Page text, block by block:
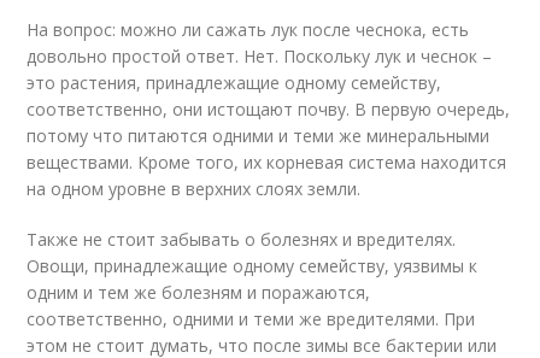
На вопрос: можно ли сажать лук после чеснока, есть
довольно простой ответ. Нет. Поскольку лук и чеснок –
это растения, принадлежащие одному семейству,
соответственно, они истощают почву. В первую очередь,
потому что питаются одними и теми же минеральными
веществами. Кроме того, их корневая система находится
на одном уровне в верхних слоях земли.
Также не стоит забывать о болезнях и вредителях.
Овощи, принадлежащие одному семейству, уязвимы к
одним и тем же болезням и поражаются,
соответственно, одними и теми же вредителями. При
этом не стоит думать, что после зимы все бактерии или